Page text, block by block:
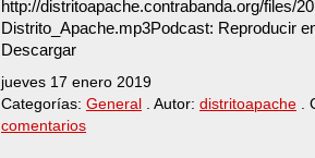
http://distritoapache.contrabanda.org/files/
Distrito_Apache.mp3Podcast: Reproducir
Descargar
jueves 17 enero 2019
Categorías: General . Autor: distritoapache .
comentarios